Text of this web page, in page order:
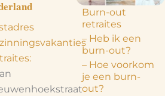
Burn-out
retraites
– Heb ik een
burn-out?
– Hoe voorkom
je een burn-
out?